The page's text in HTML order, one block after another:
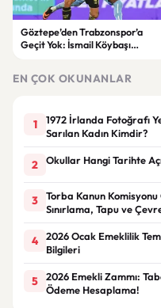
Göztepe’den Trabzonspor’a
Geçit Yok: İsmail Köybaşı
EN ÇOK OKUNANLAR
1
1972 İrlanda Fotoğrafı
Sarılan Kadın Kimdir?
2 Okullar Hangi Tarihte
3
Torba Kanun
Sınırlama, Tapu ve
4
2026 Ocak Emeklilik
Bilgileri
5
2026 Emekli Zammı:
Ödeme Hesaplama!